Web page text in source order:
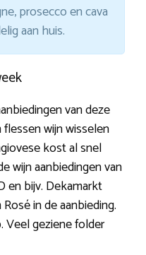
prosecco en cava
aan huis.
van deze
wijn wisselen
kost al snel
wijn aanbiedingen van
en bijv. Dekamarkt
in de aanbieding.
Veel geziene folder